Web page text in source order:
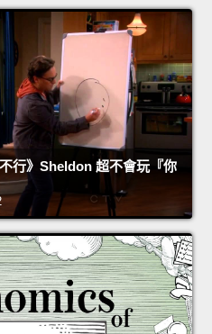
行》Sheldon 超不會玩『你